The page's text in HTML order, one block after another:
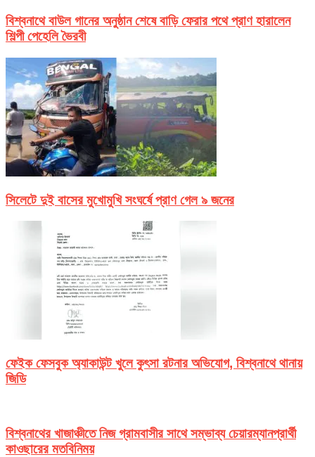
বিশ্বনাথে বাউল গানের অনুষ্ঠান শেষে বাড়ি ফেরার পথে প্রাণ হারালেন
শিল্পী পেহেলি ভৈরবী
সিলেটে দুই বাসের মুখোমুখি সংঘর্ষে প্রাণ গেল ৯ জনের
ফেইক ফেসবুক অ্যাকাউন্ট খুলে কুৎসা রটনার অভিযোগ, বিশ্বনাথে থানায়
জিডি
বিশ্বনাথের খাজাঞ্চীতে নিজ গ্রামবাসীর সাথে সম্ভাব্য চেয়ারম্যানপ্রার্থী
কাওছারের মতবিনিময়